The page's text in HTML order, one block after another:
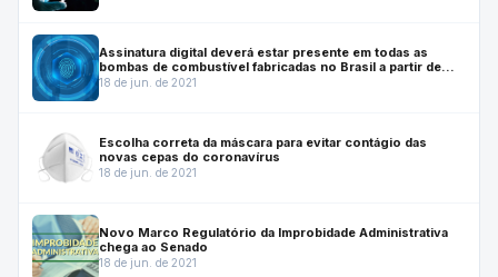
Assinatura digital deverá estar presente em todas as
bombas de combustível fabricadas no Brasil a partir de
julho de 2022
18 de jun. de 2021
Escolha correta da máscara para evitar contágio das
novas cepas do coronavírus
18 de jun. de 2021
Novo Marco Regulatório da Improbidade Administrativa
chega ao Senado
18 de jun. de 2021